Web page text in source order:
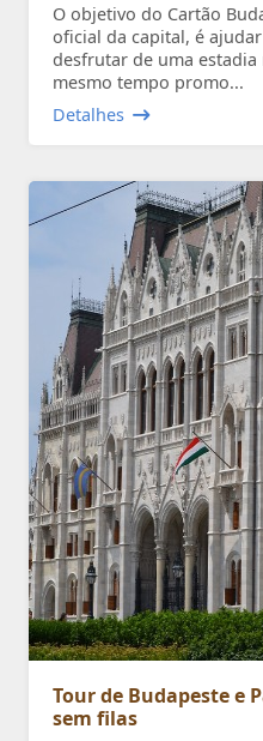
O objetivo do Cartão
oficial da capital, é
desfrutar de uma estadia
mesmo tempo promo...
Detalhes
Tour de Budapeste e
sem filas